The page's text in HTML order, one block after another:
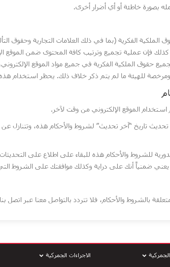
بصورة خاطئة أو أي أضرار أخرى.
الفكرية (بما في ذلك العلامات التجارية وحقوق
فإن عملية تجميع وترتيب كافة المحتوى ضمن
حقوق الملكية الفكرية في جميع مواد الموقع
للهيئة ما لم يتم ذكر خلاف ذلك. يحظر استخدام
الموقع الإلكتروني من وقت لآخر.
تاريخ “آخر تحديث” لشروط والأحكام هذه،
للشروط والأحكام هذه للبقاء على اطلاع على
يعني ضمنياً أنك على دراية وكذلك موافقتك على الشروط
بالشروط والأحكام، فلا تتردد بالتواصل معنا عبر اتصل بنا
الاجراءات الجمركية